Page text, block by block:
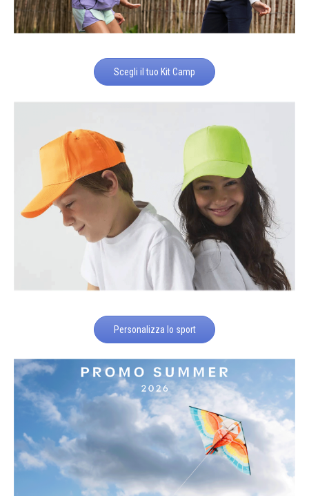
Scegli il tuo Kit Camp
Personalizza lo sport